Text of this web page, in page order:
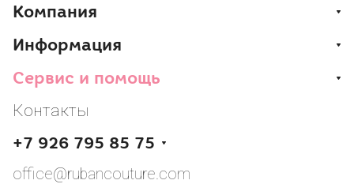
Компания
Информация
Сервис и помощь
Контакты
+7 926 795 85 75
office@rubancouture.com